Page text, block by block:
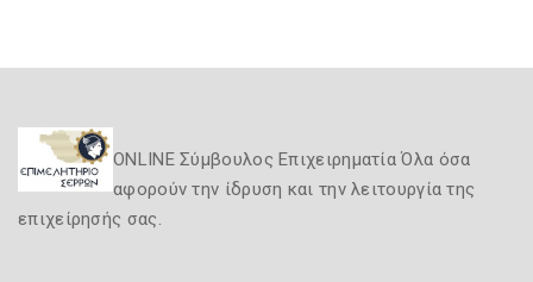
ONLINE Σύμβουλος Επιχειρηματία Όλα όσα
αφορούν την ίδρυση και την λειτουργία της
επιχείρησής σας.